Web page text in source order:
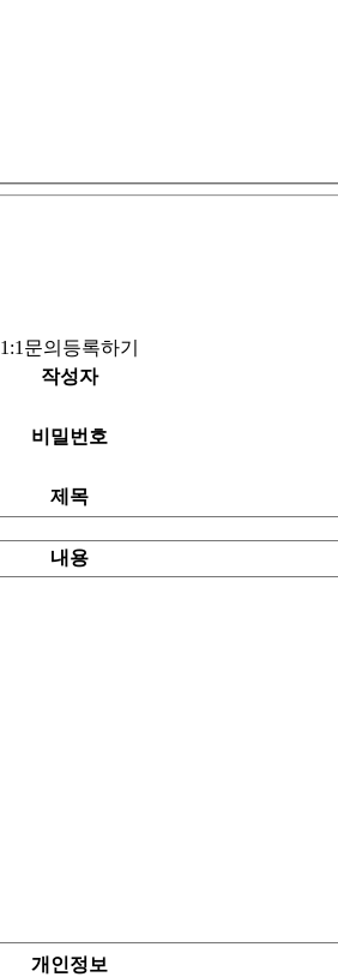
1:1문의등록하기
작성자
비밀번호
제목
내용
개인정보